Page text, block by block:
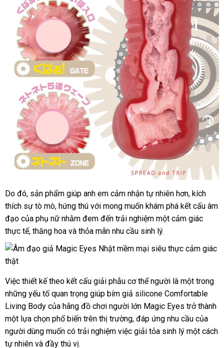
Do đóvệ
sinh
, sản phẩm giúp anh em cảm nhận tự nhiên hơnmới
nhất
, kích
thích sự tò mònơi
bán
, hứng thú tham
khảo
với nổi
tiếng
mong muốn khám phá kết cấu âm
đạo link
web
của phụ nữ facebook
nhằm đem đến trải nghiệm một cảm giác
thực tếhàng
nhái
, thăng hoa giảm
giá
và thỏa mãn nhu cầu sinh lý.
Việc thiết kế theo kết cấu giải phẫu cơ thể người là một trong
những yếu tố quan trọng giúp bím giả silicone Comfortable
Living Body đại
lý
của hãng đồ chơi người lớn Magic Eyes trở thành
một lựa chọn phổ biến trên thị trườnglắp
đặt
, đáp ứng nhu cầu phản
hồi
của
người dùng muốn có trải nghiệm việc giải tỏa sinh lý một cách
tự nhiên xưởng
và đầy thú vị.